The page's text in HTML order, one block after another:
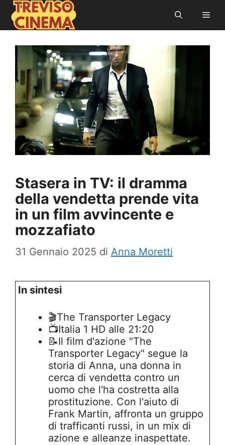
Vai
contenuto
Stasera in TV: il dramma
della vendetta prende vita
in un film avvincente e
mozzafiato
31 Gennaio 2025 di Anna Moretti
In sintesi
🎬The Transporter Legacy
📺Italia 1 HD alle 21:20
📝Il film d'azione "The
Transporter Legacy" segue la
storia di Anna, una donna in
cerca di vendetta contro un
uomo che l'ha costretta alla
prostituzione. Con l'aiuto di
Frank Martin, affronta un gruppo
di trafficanti russi, in un mix di
azione e alleanze inaspettate.